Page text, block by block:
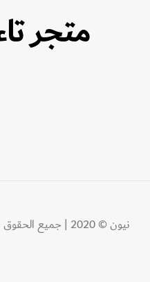
متجر
نيون © 2020 | جميع الحقوق محفوظة